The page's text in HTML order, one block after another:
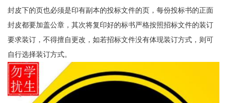
封皮下的页也必须是印有副本的投标文件的页，每份投标书的正面
封皮都要加盖公章，其次将复印好的标书严格按照招标文件的装订
要求装订，不得擅自更改，如若招标文件没有体现装订方式，则可
自行选择装订方式。